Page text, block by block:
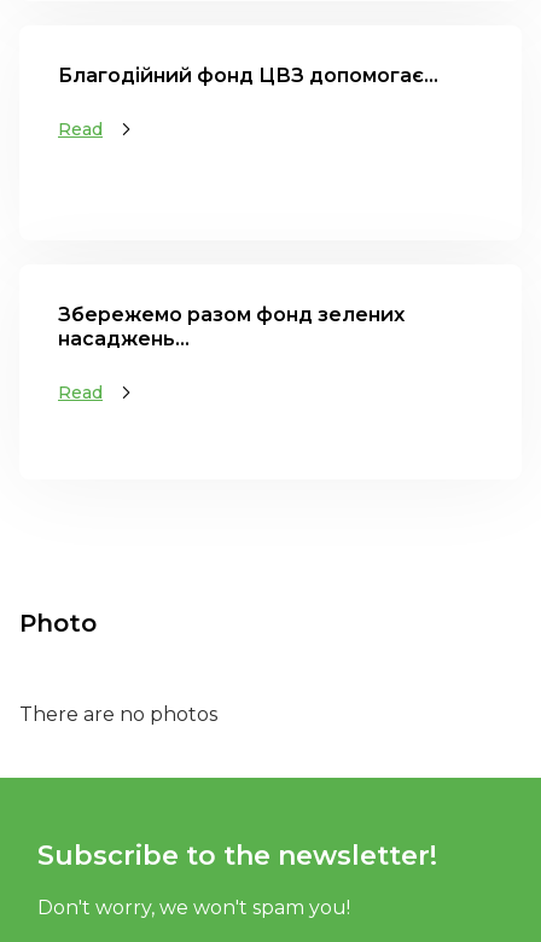
Благодійний фонд ЦВЗ допомогає...
Read
Збережемо разом фонд зелених
насаджень...
Read
Photo
There are no photos
Subscribe to the newsletter!
Don't worry, we won't spam you!